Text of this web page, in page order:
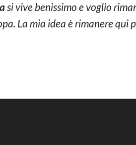
si vive benissimo e voglio
La mia idea è rimanere qui